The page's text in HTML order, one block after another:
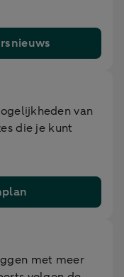
van
die je kunt
met meer